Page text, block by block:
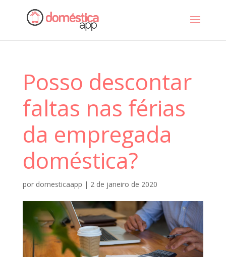
Posso descontar
faltas nas férias
da empregada
doméstica?
por domesticaapp | 2 de janeiro de 2020